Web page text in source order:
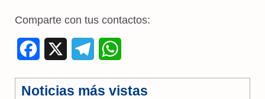
Comparte con tus contactos:
c l a
Noticias más vistas